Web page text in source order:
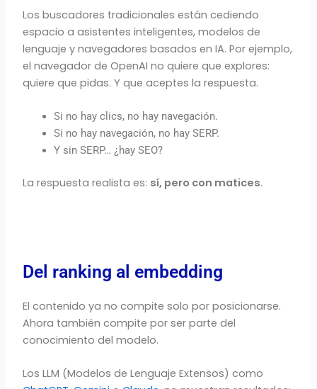
Los buscadores tradicionales están cediendo
espacio a asistentes inteligentes, modelos de
lenguaje y navegadores basados en IA. Por ejemplo,
el navegador de OpenAI no quiere que explores:
quiere que pidas. Y que aceptes la respuesta.
Si no hay clics, no hay navegación.
Si no hay navegación, no hay SERP.
Y sin SERP… ¿hay SEO?
La respuesta realista es: sí, pero con matices.
Del ranking al embedding
El contenido ya no compite solo por posicionarse.
Ahora también compite por ser parte del
conocimiento del modelo.
Los LLM (Modelos de Lenguaje Extensos) como